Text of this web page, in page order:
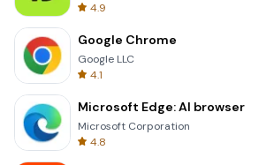
4.9
Google Chrome
Google LLC
4.1
Microsoft Edge: AI browser
Microsoft Corporation
4.8